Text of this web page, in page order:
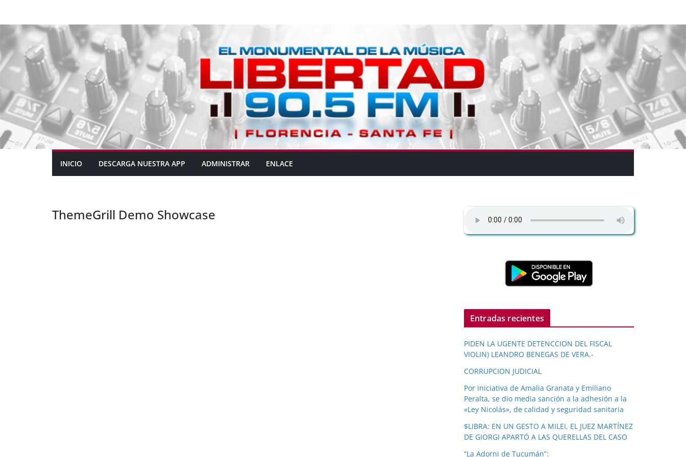
INICIO DESCARGA NUESTRA APP ADMINISTRAR ENLACE
ThemeGrill Demo Showcase
Entradas recientes
PIDEN LA UGENTE DETENCCION DEL FISCAL
VIOLIN) LEANDRO BENEGAS DE VERA.-
CORRUPCION JUDICIAL
Por iniciativa de Amalia Granata y Emiliano
Peralta, se dio media sanción a la adhesión a la
«Ley Nicolás», de calidad y seguridad sanitaria
$LIBRA: EN UN GESTO A MILEI, EL JUEZ MARTÍNEZ
DE GIORGI APARTÓ A LAS QUERELLAS DEL CASO
“La Adorni de Tucumán”: